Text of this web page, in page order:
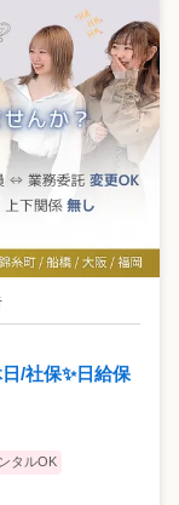
/社保✨日給保
タルOK